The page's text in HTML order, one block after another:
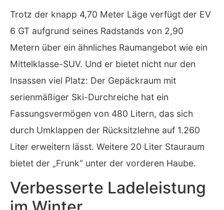
Trotz der knapp 4,70 Meter Läge verfügt der EV
6 GT aufgrund seines Radstands von 2,90
Metern über ein ähnliches Raumangebot wie ein
Mittelklasse-SUV. Und er bietet nicht nur den
Insassen viel Platz: Der Gepäckraum mit
serienmäßiger Ski-Durchreiche hat ein
Fassungsvermögen von 480 Litern, das sich
durch Umklappen der Rücksitzlehne auf 1.260
Liter erweitern lässt. Weitere 20 Liter Stauraum
bietet der „Frunk“ unter der vorderen Haube.
Verbesserte Ladeleistung